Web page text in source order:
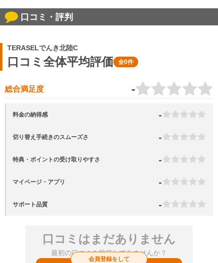
口コミ・評判
TERASELでんき北陸C
口コミ全体平均評価 全0件
総合満足度 -
料金の納得感 -
切り替え手続きのスムーズさ -
特典・ポイントの受け取りやすさ -
マイページ・アプリ -
サポート品質 -
口コミはまだありません
最初の口コミを投稿してみませんか？
会員登録をして